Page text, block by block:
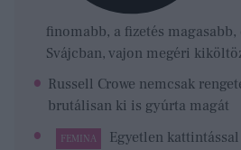
finomabb, a fizetés
Svájcban, vajon megéri
Russell Crowe nemcsak
brutálisan ki is gyúrta magát
FEMINA
Egyetlen